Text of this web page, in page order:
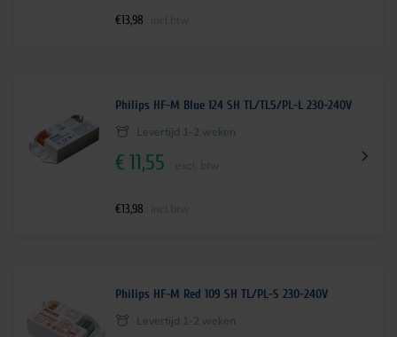
€13,98
Philips HF-M Blue 124 SH TL/TL5/PL-L 230-240V
Levertijd 1-2 weken
€11,55
€13,98
Philips HF-M Red 109 SH TL/PL-S 230-240V
Levertijd 1-2 weken